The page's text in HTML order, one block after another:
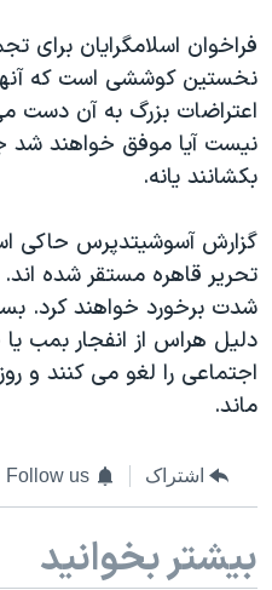
دادگاه حمید نوری
چهل سال گروگان‌گیری
قانون شفافیت دارائی کادر
اعتراضات مردمی آبان ۹۸
نرگس محمدی برنده جایزه نوبل
همایش محافظه‌کاران آمریکا
صفحه‌های ویژه
سفر پرزیدنت ترامپ به چین
فراخوان اسلامگرایان برای
نخستین کوششی است که
اعتراضات بزرگ به آن دست
نیست آیا موفق خواهند شد
بکشانند یانه.
گزارش آسوشیتدپرس حاکی
تحریر قاهره مستقر شده اند.
شدت برخورد خواهند کرد.
دلیل هراس از انفجار بمب
اجتماعی را لغو می کنند و
ماند.
اشتراک Follow us
بیشتر بخوانید